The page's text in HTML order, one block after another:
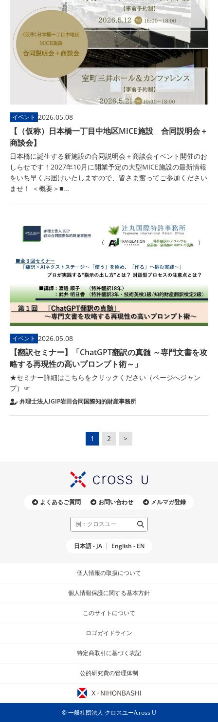
イベント 2026.05.08
【（仮称）日本橋一丁目中地区MICE施設 合同説明会＋
商談会】
日本橋に誕生する新施設の合同説明会＋商談会イベント開催のお
しらせです！2027年10月に開業予定の大型MICE施設の最新情報
をいち早くお届けいたしますので、皆さま奮ってご参加ください
ませ！ ＜概要＞■...
イベント 2026.05.08
【翻訳セミナー】「ChatGPT翻訳の真髄 ～専門文書を攻
略する再現性の高いプロンプト術～」
★セミナー詳細はこちらをクリックください（ページへジャン
プ）☞
弁理士法人IGIP岩田合同国際知的財産事務所
1 2 >
よくあるご質問 お問い合わせ メルマガ登録
日本語 - JA English - EN
個人情報の取扱について
個人情報保護に関する基本方針
このサイトについて
ロゴガイドライン
特定商取引に基づく表記
公的研究費の管理体制
© ⼀般社団法⼈ クロスユー/cross U